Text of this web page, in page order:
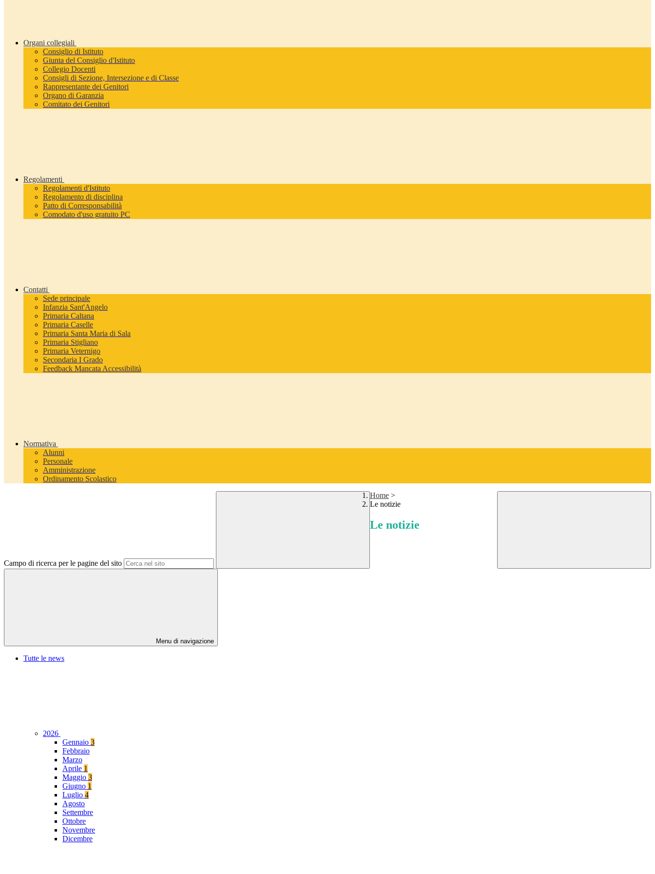
Organi collegiali
Consiglio di Istituto
Giunta del Consiglio d'Istituto
Collegio Docenti
Consigli di Sezione, Intersezione e di Classe
Rappresentante dei Genitori
Organo di Garanzia
Comitato dei Genitori
Regolamenti
Regolamenti d'Istituto
Regolamento di disciplina
Patto di Corresponsabilità
Comodato d'uso gratuito PC
Contatti
Sede principale
Infanzia Sant'Angelo
Primaria Caltana
Primaria Caselle
Primaria Santa Maria di Sala
Primaria Stigliano
Primaria Veternigo
Secondaria I Grado
Feedback Mancata Accessibilità
Normativa
Alunni
Personale
Amministrazione
Ordinamento Scolastico
Campo di ricerca per le pagine del sito
Home >
Le notizie
Le notizie
Menu di navigazione
Tutte le news
2026
Gennaio 3
Febbraio
Marzo
Aprile 1
Maggio 3
Giugno 1
Luglio 4
Agosto
Settembre
Ottobre
Novembre
Dicembre